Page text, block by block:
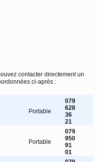
contacter directement un
ci-après :
Portable
079
628
36
21
Portable
079
950
91
01